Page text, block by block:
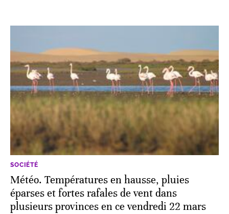
SOCIÉTÉ
Météo. Températures en hausse, pluies
éparses et fortes rafales de vent dans
plusieurs provinces en ce vendredi 22 mars